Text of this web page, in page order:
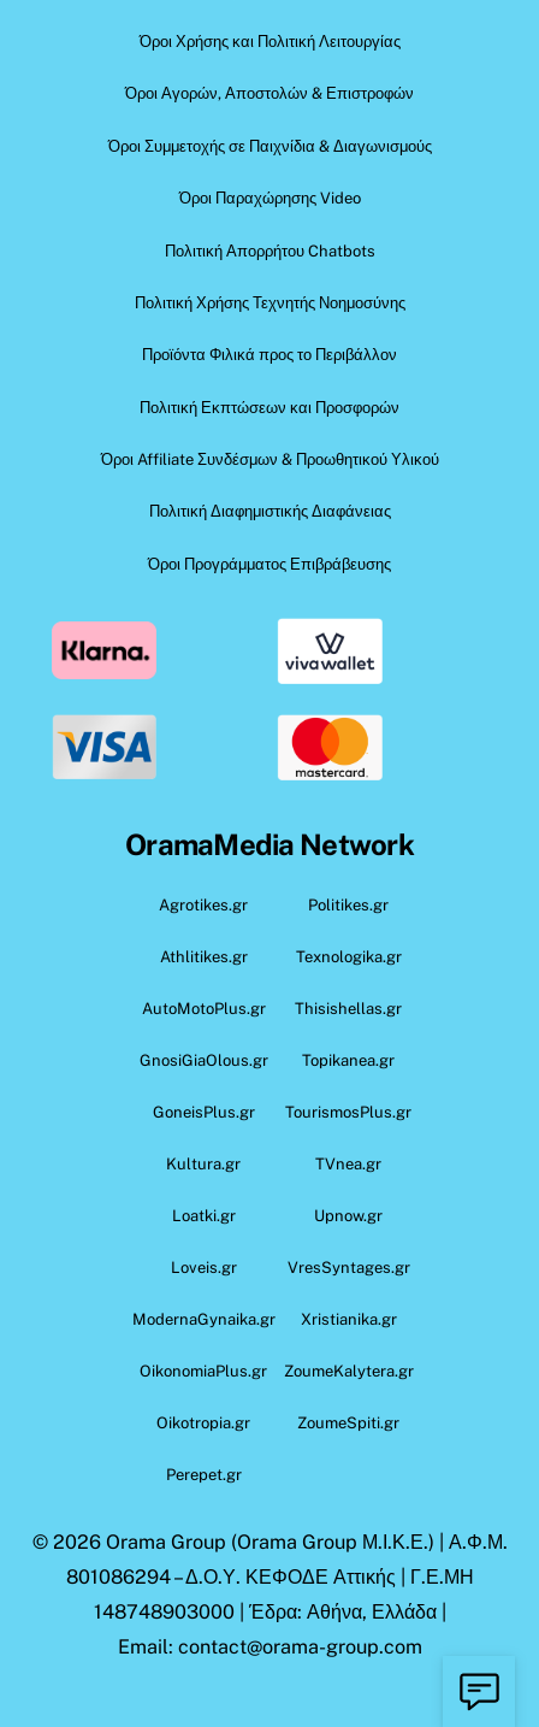
Όροι Χρήσης και Πολιτική Λειτουργίας
Όροι Αγορών, Αποστολών & Επιστροφών
Όροι Συμμετοχής σε Παιχνίδια & Διαγωνισμούς
Όροι Παραχώρησης Video
Πολιτική Απορρήτου Chatbots
Πολιτική Χρήσης Τεχνητής Νοημοσύνης
Προϊόντα Φιλικά προς το Περιβάλλον
Πολιτική Εκπτώσεων και Προσφορών
Όροι Affiliate Συνδέσμων & Προωθητικού Υλικού
Πολιτική Διαφημιστικής Διαφάνειας
Όροι Προγράμματος Επιβράβευσης
OramaMedia Network
Agrotikes.gr Politikes.gr
Athlitikes.gr Texnologika.gr
AutoMotoPlus.gr Thisishellas.gr
GnosiGiaOlous.gr Topikanea.gr
GoneisPlus.gr TourismosPlus.gr
Kultura.gr TVnea.gr
Loatki.gr Upnow.gr
Loveis.gr VresSyntages.gr
ModernaGynaika.gr Xristianika.gr
OikonomiaPlus.gr ZoumeKalytera.gr
Oikotropia.gr ZoumeSpiti.gr
Perepet.gr
© 2026 Orama Group (Orama Group Μ.Ι.Κ.Ε.) | Α.Φ.Μ.
801086294 – Δ.Ο.Υ. ΚΕΦΟΔΕ Αττικής | Γ.Ε.ΜΗ
148748903000 | Έδρα: Αθήνα, Ελλάδα |
Email: contact@orama-group.com